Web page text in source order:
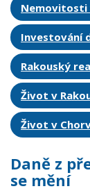
Nemovitosti
Investování
Rakouský
Život v
Život v
Daně z
se mění